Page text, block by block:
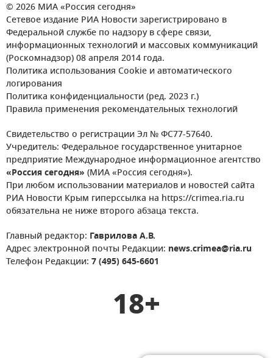
© 2026 МИА «Россия сегодня»
Сетевое издание РИА Новости зарегистрировано в
Федеральной службе по надзору в сфере связи,
информационных технологий и массовых коммуникаций
(Роскомнадзор) 08 апреля 2014 года.
Политика использования Cookie и автоматического
логирования
Политика конфиденциальности (ред. 2023 г.)
Правила применения рекомендательных технологий
Свидетельство о регистрации Эл № ФС77-57640.
Учредитель: Федеральное государственное унитарное
предприятие Международное информационное агентство
«Россия сегодня» (МИА «Россия сегодня»).
При любом использовании материалов и новостей сайта
РИА Новости Крым гиперссылка на https://crimea.ria.ru
обязательна не ниже второго абзаца текста.
Главный редактор: Гаврилова А.В.
Адрес электронной почты Редакции: news.crimea@ria.ru
Телефон Редакции: 7 (495) 645-6601
18+